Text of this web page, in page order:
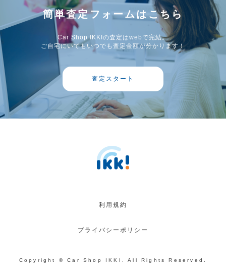
簡単査定フォームはこちら
Car Shop IKKIの査定はwebで完結。
ご自宅にいてもいつでも査定金額が分かります！
査定スタート
利用規約
プライバシーポリシー
Copyright © Car Shop IKKI. All Rights Reserved.